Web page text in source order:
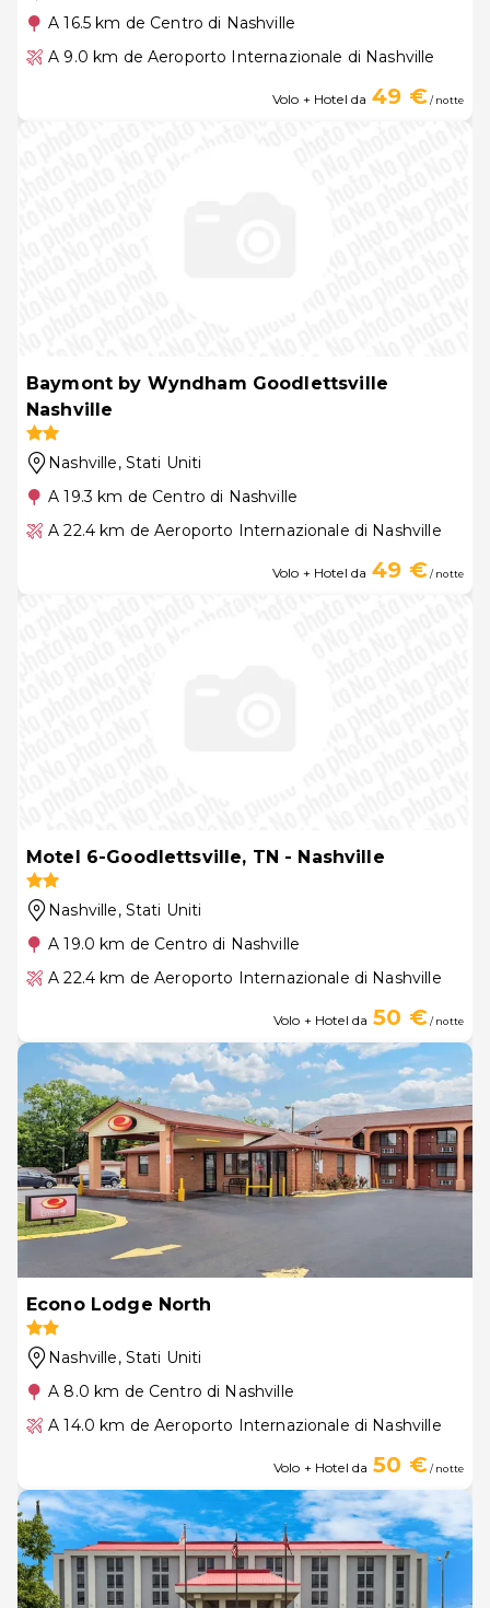
A 16.5 km de Centro di Nashville
A 9.0 km de Aeroporto Internazionale di Nashville
Volo + Hotel da 49 €/ notte
Baymont by Wyndham Goodlettsville
Nashville
Nashville, Stati Uniti
A 19.3 km de Centro di Nashville
A 22.4 km de Aeroporto Internazionale di Nashville
Volo + Hotel da 49 €/ notte
Motel 6-Goodlettsville, TN - Nashville
Nashville, Stati Uniti
A 19.0 km de Centro di Nashville
A 22.4 km de Aeroporto Internazionale di Nashville
Volo + Hotel da 50 €/ notte
Econo Lodge North
Nashville, Stati Uniti
A 8.0 km de Centro di Nashville
A 14.0 km de Aeroporto Internazionale di Nashville
Volo + Hotel da 50 €/ notte